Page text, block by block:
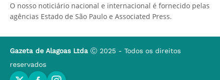
O nosso noticiário nacional e internacional é fornecido pelas
agências Estado de São Paulo e Associated Press.
Gazeta de Alagoas Ltda Ⓒ 2025 - Todos os direitos
reservados